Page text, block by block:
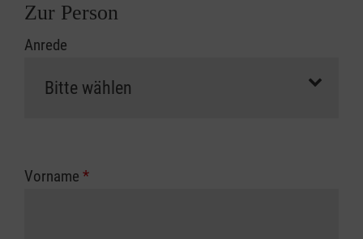
Zur Person
Anrede
Vorname *